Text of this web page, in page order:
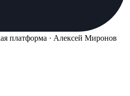
платформа · Алексей Миронов